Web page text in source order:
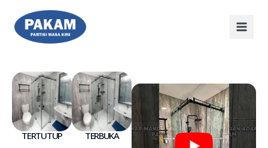
TERTUTUP TERBUKA